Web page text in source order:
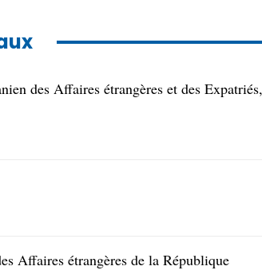
des Affaires étrangères et des Expatriés,
Affaires étrangères de la République